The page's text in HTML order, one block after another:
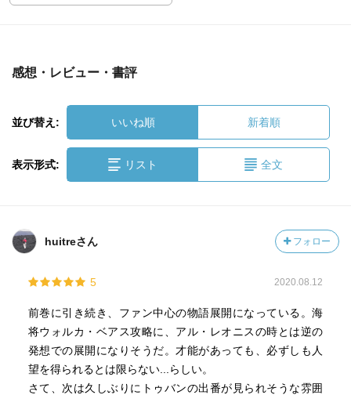
感想・レビュー・書評
並び替え: いいね順 新着順
表示形式: リスト 全文
huitreさん フォロー
5 2020.08.12
前巻に引き続き、ファン中心の物語展開になっている。海
将ウォルカ・ベアス攻略に、アル・レオニスの時とは逆の
発想での展開になりそうだ。才能があっても、必ずしも人
望を得られるとは限らない...らしい。
さて、次は久しぶりにトゥバンの出番が見られそうな雰囲